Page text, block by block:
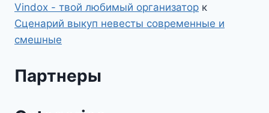
Vindox - твой любимый организатор к
Сценарий выкуп невесты современные и
смешные
Партнеры